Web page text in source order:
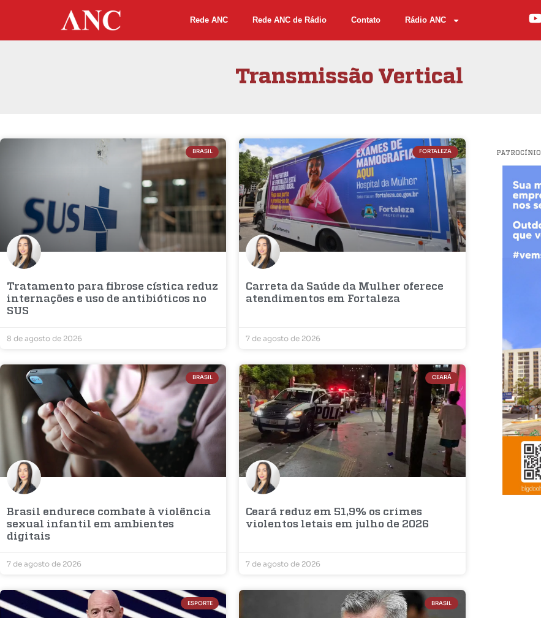
Rede ANC Rede ANC de Rádio Contato Rádio ANC
Transmissão Vertical
BRASIL
Tratamento para fibrose cística reduz
internações e uso de antibióticos no
SUS
8 de agosto de 2026
FORTALEZA
Carreta da Saúde da Mulher oferece
atendimentos em Fortaleza
7 de agosto de 2026
BRASIL
Brasil endurece combate à violência
sexual infantil em ambientes
digitais
7 de agosto de 2026
CEARÁ
Ceará reduz em 51,9% os crimes
violentos letais em julho de 2026
7 de agosto de 2026
ESPORTE BRASIL
PATROCÍNIO